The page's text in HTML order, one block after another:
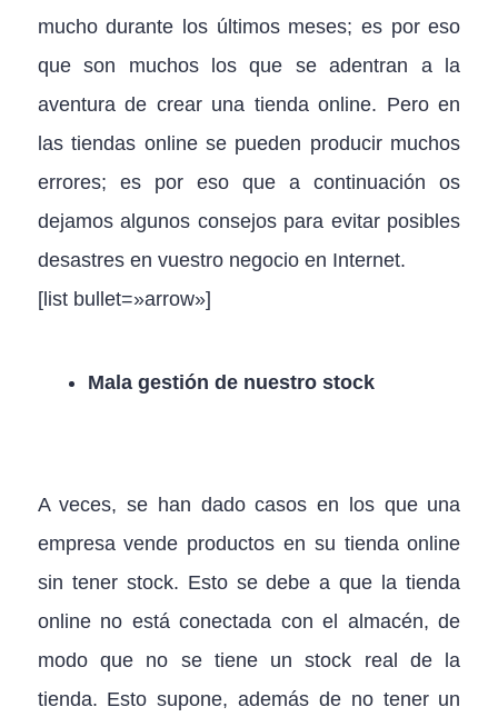
mucho durante los últimos meses; es por eso
que son muchos los que se adentran a la
aventura de crear una tienda online. Pero en
las tiendas online se pueden producir muchos
errores; es por eso que a continuación os
dejamos algunos consejos para evitar posibles
desastres en vuestro negocio en Internet.
[list bullet=»arrow»]
Mala gestión de nuestro stock
A veces, se han dado casos en los que una
empresa vende productos en su tienda online
sin tener stock. Esto se debe a que la tienda
online no está conectada con el almacén, de
modo que no se tiene un stock real de la
tienda. Esto supone, además de no tener un